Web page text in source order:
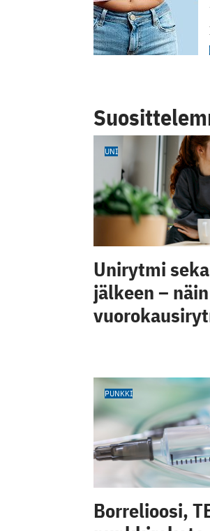
UNI
Unirytmi
jälkeen – näin
PUNKKI
Borrelioosi,